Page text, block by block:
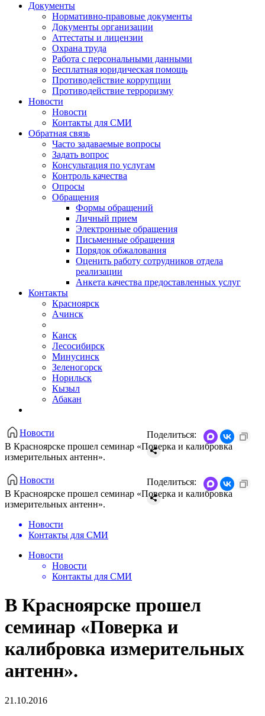
Документы
Нормативно-правовые документы
Документы организации
Аттестаты и лицензии
Охрана труда
Работа с персональными данными
Бесплатная юридическая помощь
Противодействие коррупции
Противодействие терроризму
Новости
Новости
Контакты для СМИ
Обратная связь
Часто задаваемые вопросы
Задать вопрос
Консультация по услугам
Контроль качества
Опросы
Обращения
Формы обращений
Личный прием
Электронные обращения
Письменные обращения
Порядок обжалования
Оценить работу сотрудников отдела
реализации
Анкета качества предоставленных услуг
Контакты
Красноярск
Ачинск
Канск
Лесосибирск
Минусинск
Зеленогорск
Норильск
Кызыл
Абакан
Новости
В Красноярске прошел семинар «Поверка и калибровка
измерительных антенн».
Поделиться:
Новости
В Красноярске прошел семинар «Поверка и калибровка
измерительных антенн».
Поделиться:
Новости
Контакты для СМИ
Новости
Новости
Контакты для СМИ
В Красноярске прошел
семинар «Поверка и
калибровка измерительных
антенн».
21.10.2016